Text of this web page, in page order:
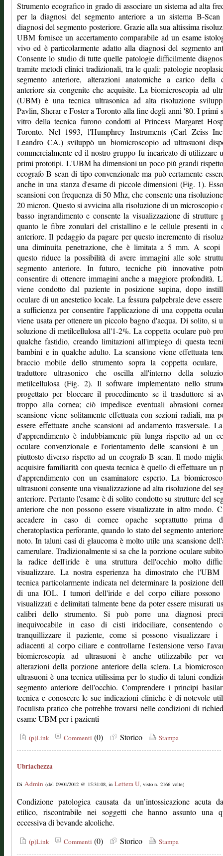
Strumento ecografico in grado di associare un sistema ad alta
per la diagnosi del segmento anteriore a un sistema B-
diagnosi del segmento posteriore. Grazie alla sua altissima
UBM fornisce un accertamento comparabile ad un esame
vivo ed è particolarmente adatto alla diagnosi del segmento
Consente lo studio di tutte quelle patologie difficilmente
tramite metodi clinici tradizionali, tra le quali: patologie
segmento anteriore, alterazioni anatomiche a carico della
anteriore sia congenite che acquisite. La biomicroscopia ad
(UBM) è una tecnica ultrasonica ad alta risoluzione
Pavlin, Sherar e Foster a Toronto alla fine degli anni '80. I primi
vitro della tecnica furono condotti al Princess Margaret
Toronto. Nel 1993, l'Humphrey Instruments (Carl Zeiss
Leandro CA.) sviluppò un biomicroscopio ad ultrasuoni
commercialmente ed il nostro gruppo fu incaricato di utilizzare
primi prototipi. L'UBM ha dimensioni un poco più grandi
ecografo B scan di tipo convenzionale ma può certamente
anche in una stanza d'esame di piccole dimensioni (Fig. 1).
scansioni con frequenza di 50 Mhz, che consente una
20 micron. Questo si avvicina alla risoluzione di un microscopio
basso ingrandimento e consente la visualizzazione di strutture
quanto le fibre zonulari del cristallino e le cellule presenti in
anteriore. Il pedaggio da pagare per questo incremento di
una diminuita penetrazione, che è limitata a 5 mm. A scopi
questo riduce la possibilità di avere immagini alle sole
segmento anteriore. In futuro, tecniche più innovative
consentire di ottenere immagini anche a maggiore profondità.
viene condotto dal paziente in posizione supina, dopo
oculare di un anestetico locale. La fessura palpebrale deve
a sufficienza per consentire l'applicazione di una coppetta
viene usata per ottenere un piccolo bagno d'acqua. Di solito, si
soluzione di metilcellulosa all'1-2%. La coppetta oculare può
qualche fastidio, creando limitazioni all'impiego di questa
bambini e in qualche adulto. La scansione viene effettuata
braccio mobile dello strumento sopra la coppetta
traduttore ultrasonico che oscilla all'interno della
metilcellulosa (Fig. 2). Il software implementato nello
progettato per bloccare il procedimento se il trasduttore si
troppo alla cornea; ciò impedisce eventuali abrasioni
scansione viene solitamente effettuata con sezioni radiali, ma
essere effettuate anche scansioni ad andamento trasversale.
d'apprendimento è indubbiamente più lunga rispetto ad un
oculare convenzionale e l'orientamento delle scansioni è un
piuttosto diverso rispetto ad un ecografo B scan. Il modo
acquisire familiarità con questa tecnica è quello di effettuare un
d'apprendimento con un esaminatore esperto. La
ultrasuoni consente una visualizzazione ad alta risoluzione del
anteriore. Pertanto l'esame è di solito condotto su strutture del
anteriore che non possono essere visualizzate in altro modo.
accadere in caso di cornee opache soprattutto prima
cheratoplastica perforante, quando lo stato del segmento
noto. In taluni casi di glaucoma è molto utile una scansione
camerulare. Tradizionalmente si sa che la porzione oculare
la radice dell'iride è una struttura dell'occhio molto
visualizzare. La nostra esperienza ha dimostrato che
tecnica particolarmente indicata nel determinare la posizione
di una IOL. I tumori dell'iride e del corpo ciliare possono
visualizzati e delimitati talmente bene da poter essere misurati
calibri dello strumento. Si può porre una diagnosi
inequivocabile in caso di cisti iridociliare, consentendo
tranquillizzare il paziente, come si possono visualizzare i
adiacenti al corpo ciliare e controllarne l'estensione verso
biomicroscopia ad ultrasuoni è anche utilizzabile per
alterazioni della porzione anteriore della sclera. La
ultrasuoni è una tecnica utilissima per lo studio di taluni
segmento anteriore dell'occhio. Comprendere i principi
tecnica e conoscere le sue indicazioni cliniche è di notevole
l'oculista pratico che potrebbe trovarsi nelle condizioni di
esame UBM per i pazienti
(p)Link Commenti (0) Storico Stampa
Ubriachezza
Di Admin (del 09/01/2012 @ 15:31:08, in Lettera U, visto n. 2166 volte)
Condizione patologica causata da un’intossicazione acuta
etilico, riscontrabile nei soggetti che hanno assunto una
eccessiva di bevande alcoliche.
(p)Link Commenti (0) Storico Stampa